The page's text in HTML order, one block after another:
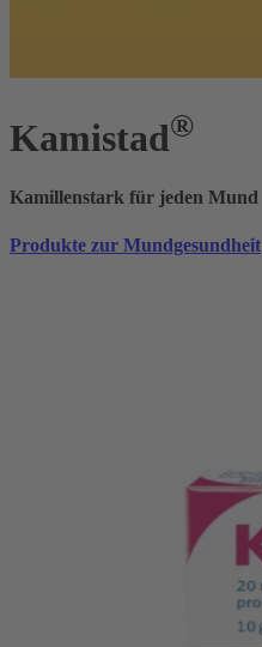
Kamistad®
Kamillenstark für jeden Mund
Produkte zur Mundgesundheit